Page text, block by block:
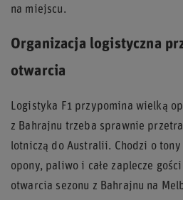
na miejscu.
Organizacja logistyczna
otwarcia
Logistyka F1 przypomina wielką
z Bahrajnu trzeba sprawnie
lotniczą do Australii. Chodzi o tony
opony, paliwo i całe zaplecze
otwarcia sezonu z Bahrajnu na